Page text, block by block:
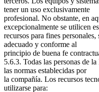
tener un uso exclusivamente
profesional. No obstante, en
excepcionalmente se utilicen
recursos para fines
adecuado y conforme al
principio de buena fe
5.6.3. Todas las personas de
las normas establecidas por
la compañía. Los recursos
utilizarse para: